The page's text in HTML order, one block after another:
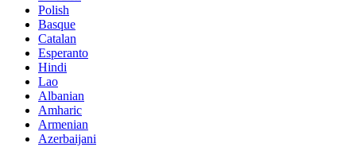
Polish
Basque
Catalan
Esperanto
Hindi
Lao
Albanian
Amharic
Armenian
Azerbaijani